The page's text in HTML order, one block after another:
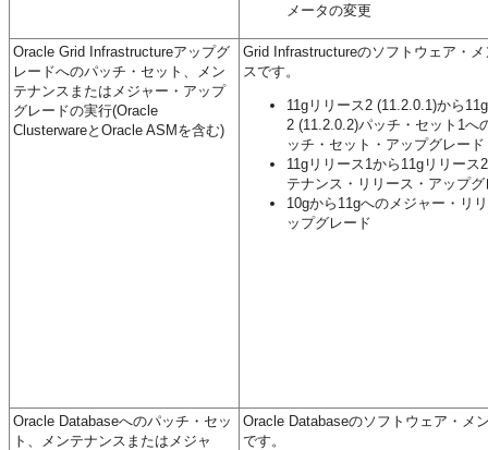
メータの変更
Oracle Grid Infrastructureアップグ
レードへのパッチ・セット、メン
テナンスまたはメジャー・アップ
グレードの実行(Oracle
ClusterwareとOracle ASMを含む)
Grid Infrastructureのソフトウェア・
スです。
11gリリース2 (11.2.0.1)から
2 (11.2.0.2)パッチ・セット1へ
ッチ・セット・アップグレード
11gリリース1から11gリリース
テナンス・リリース・アップ
10gから11gへのメジャー・リ
ップグレード
Oracle Databaseへのパッチ・セッ
ト、メンテナンスまたはメジャ
Oracle Databaseのソフトウェア・メ
です。